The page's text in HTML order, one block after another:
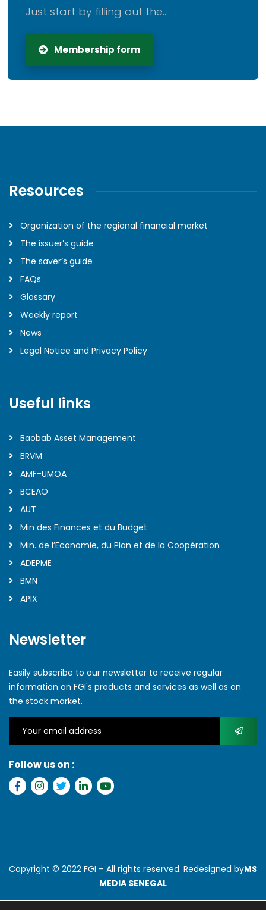
Just start by filling out the...
Membership form
Resources
Organization of the regional financial market
The issuer’s guide
The saver’s guide
FAQs
Glossary
Weekly report
News
Legal Notice and Privacy Policy
Useful links
Baobab Asset Management
BRVM
AMF-UMOA
BCEAO
AUT
Min des Finances et du Budget
Min. de l’Economie, du Plan et de la Coopération
ADEPME
BMN
APIX
Newsletter
Easily subscribe to our newsletter to receive regular
information on FGI's products and services as well as on
the stock market.
Follow us on :
Copyright © 2022 FGI – All rights reserved. Redesigned byMS
MEDIA SENEGAL